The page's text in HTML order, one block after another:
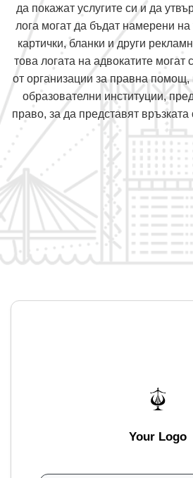
да покажат услугите си и да
лога могат да бъдат намерени на
картички, бланки и други
това логата на адвокатите могат
от организации за правна помощ,
образователни институции,
право, за да представят
Your Logo